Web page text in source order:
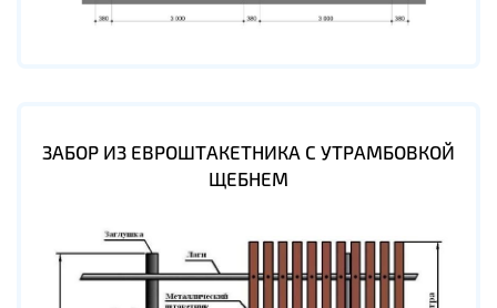
ЗАБОР ИЗ ЕВРОШТАКЕТНИКА С УТРАМБОВКОЙ
ЩЕБНЕМ